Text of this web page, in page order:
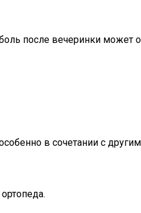
после вечеринки может
в сочетании с